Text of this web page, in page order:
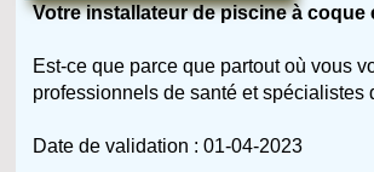
Votre installateur de piscine à coque
Est-ce que parce que partout où vous
professionnels de santé et spécialistes
Date de validation : 01-04-2023